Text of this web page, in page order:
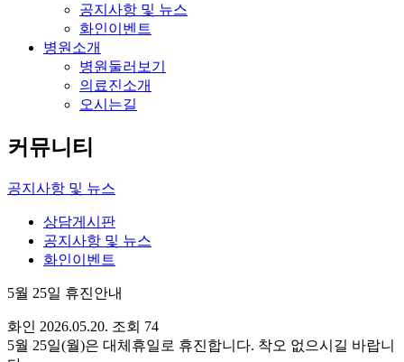
공지사항 및 뉴스
화인이벤트
병원소개
병원둘러보기
의료진소개
오시는길
커뮤니티
공지사항 및 뉴스
상담게시판
공지사항 및 뉴스
화인이벤트
5월 25일 휴진안내
화인 2026.05.20. 조회 74
5월 25일(월)은 대체휴일로 휴진합니다. 착오 없으시길 바랍니